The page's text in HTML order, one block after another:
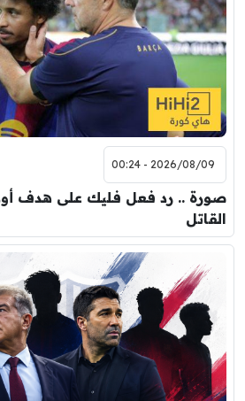
2026/08/09 - 00:24
صورة .. رد فعل فليك على هدف
القاتل